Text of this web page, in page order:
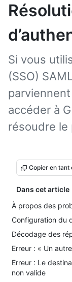
Si vous
(SSO)
accéder à
résoudre le
Copier en tant
Dans cet article
À propos des
Configuration du
Décodage des
Erreur : « Un
Erreur : Le
non valide